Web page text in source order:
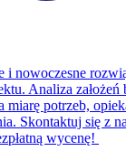
nowoczesne
Analiza założeń
miarę potrzeb,
Skontaktuj się z
wycenę!